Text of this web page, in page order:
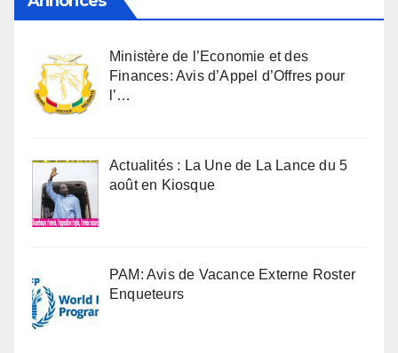
Ministère de l’Economie et des
Finances: Avis d’Appel d’Offres pour
l’…
Actualités : La Une de La Lance du 5
août en Kiosque
PAM: Avis de Vacance Externe Roster
Enqueteurs